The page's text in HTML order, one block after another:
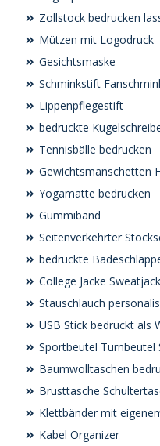
Zollstock bedrucken
Mützen mit Logodruck
Gesichtsmaske
Schminkstift
Lippenpflegestift
bedruckte
Tennisbälle bedrucken
Gewichtsmanschetten
Yogamatte bedrucken
Gummiband
Seitenverkehrter
bedruckte
College Jacke
Stauschlauch
USB Stick bedruckt als
Sportbeutel
Baumwolltaschen
Brusttasche
Klettbänder mit
Kabel Organizer